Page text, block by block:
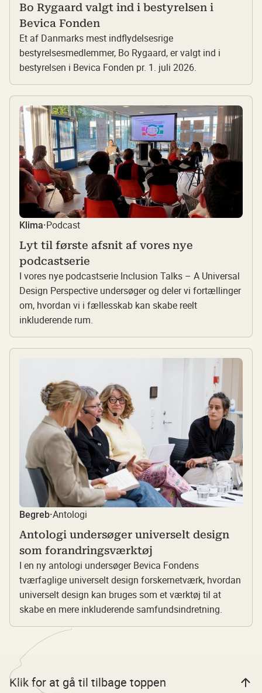
Bo Rygaard valgt ind i bestyrelsen i
Bevica Fonden
Et af Danmarks mest indflydelsesrige
bestyrelsesmedlemmer, Bo Rygaard, er valgt ind i
bestyrelsen i Bevica Fonden pr. 1. juli 2026.
Klima·Podcast
Lyt til første afsnit af vores nye
podcastserie
I vores nye podcastserie Inclusion Talks – A Universal
Design Perspective undersøger og deler vi fortællinger
om, hvordan vi i fællesskab kan skabe reelt
inkluderende rum.
Begreb·Antologi
Antologi undersøger universelt design
som forandringsværktøj
I en ny antologi undersøger Bevica Fondens
tværfaglige universelt design forskernetværk, hvordan
universelt design kan bruges som et værktøj til at
skabe en mere inkluderende samfundsindretning.
Klik for at gå til tilbage toppen